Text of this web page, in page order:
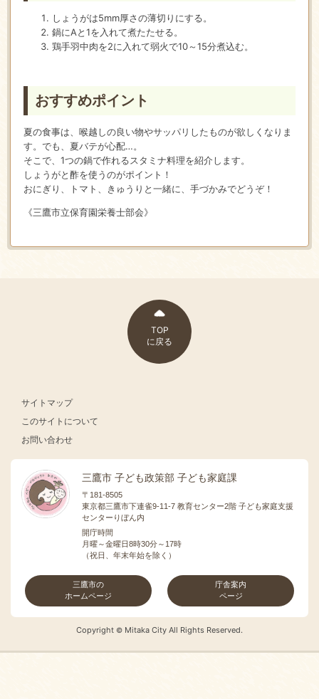
しょうがは5mm厚さの薄切りにする。
鍋にAと1を入れて煮たたせる。
鶏手羽中肉を2に入れて弱火で10～15分煮込む。
おすすめポイント
夏の食事は、喉越しの良い物やサッパリしたものが欲しくなりま
す。でも、夏バテが心配…。
そこで、1つの鍋で作れるスタミナ料理を紹介します。
しょうがと酢を使うのがポイント！
おにぎり、トマト、きゅうりと一緒に、手づかみでどうぞ！
《三鷹市立保育園栄養士部会》
TOP
に戻る
サイトマップ
このサイトについて
お問い合わせ
三鷹市 子ども政策部 子ども家庭課
〒181-8505
東京都三鷹市下連雀9-11-7 教育センター2階 子ども家庭支援
センターりぼん内
開庁時間
月曜～金曜日8時30分～17時
（祝日、年末年始を除く）
三鷹市の
ホームページ
庁舎案内
ページ
Copyright © Mitaka City All Rights Reserved.